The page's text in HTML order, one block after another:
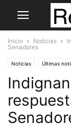
Inicio Noticias
Senadores
Noticias Últimas